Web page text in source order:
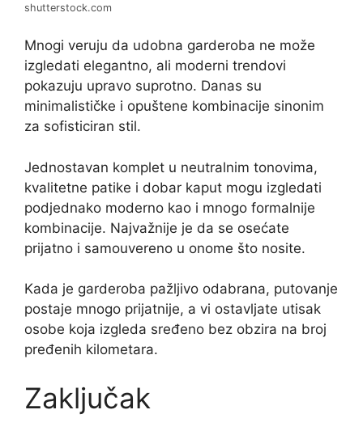
shutterstock.com
Mnogi veruju da udobna garderoba ne može
izgledati elegantno, ali moderni trendovi
pokazuju upravo suprotno. Danas su
minimalističke i opuštene kombinacije sinonim
za sofisticiran stil.
Jednostavan komplet u neutralnim tonovima,
kvalitetne patike i dobar kaput mogu izgledati
podjednako moderno kao i mnogo formalnije
kombinacije. Najvažnije je da se osećate
prijatno i samouvereno u onome što nosite.
Kada je garderoba pažljivo odabrana, putovanje
postaje mnogo prijatnije, a vi ostavljate utisak
osobe koja izgleda sređeno bez obzira na broj
pređenih kilometara.
Zaključak